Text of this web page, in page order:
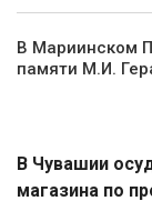
В Мариинском
памяти М.И.
В Чувашии
магазина по